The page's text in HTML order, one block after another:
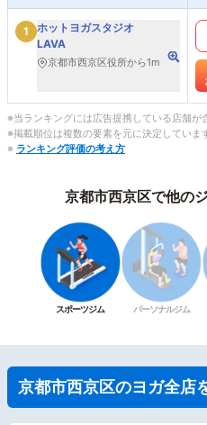
1
ホットヨガスタジオ
LAVA
京都市西京区役所から1m
※当ランキングには広告提携している店舗が
※掲載順位は複数の要素を元に決定していま
※ ランキング評価の考え方
京都市西京区で他の
スポーツジム パーソナルジム
京都市西京区のヨガ全店